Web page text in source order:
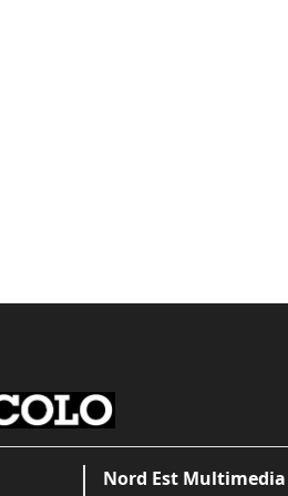
Nord Est Multimedia